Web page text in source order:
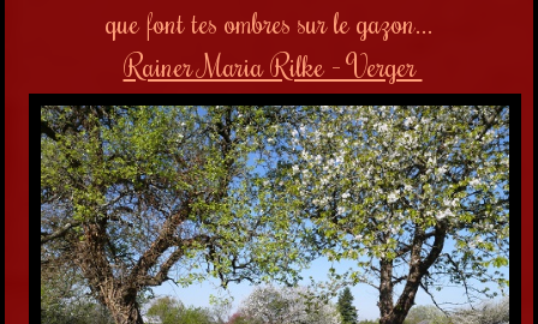
que font tes ombres sur le gazon...
Rainer Maria Rilke - Verger